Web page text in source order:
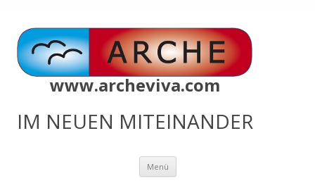
www.archeviva.com
IM NEUEN MITEINANDER
Menü Zum
springen